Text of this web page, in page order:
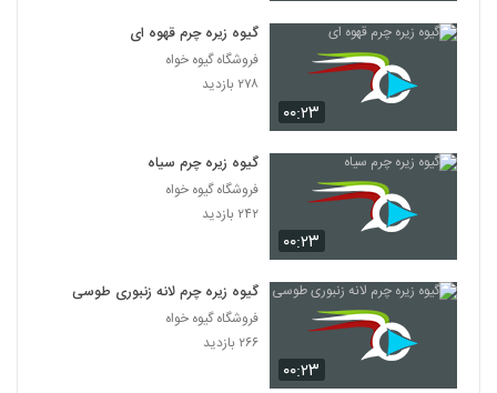
۰۰:۲۳
گیوه زیره چرم قهوه ای
فروشگاه گیوه خواه
۲۷۸ بازدید
۰۰:۲۳
گیوه زیره چرم سیاه
فروشگاه گیوه خواه
۲۴۲ بازدید
۰۰:۲۳
گیوه زیره چرم لانه زنبوری طوسی
فروشگاه گیوه خواه
۲۶۶ بازدید